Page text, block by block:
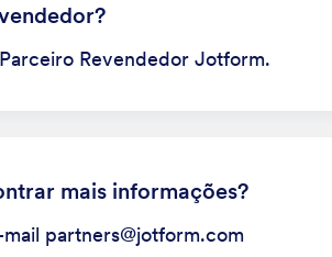
Revendedor Jotform.
mais informações?
partners@jotform.com